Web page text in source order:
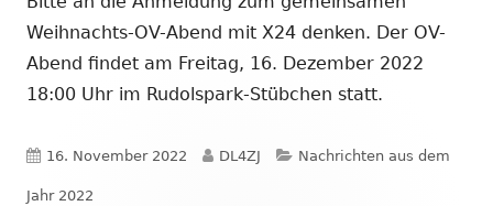
Weihnachts-OV-Abend mit X24 denken. Der OV-
Abend findet am Freitag, 16. Dezember 2022
18:00 Uhr im Rudolspark-Stübchen statt.
Veröffentlicht
am
16. November 2022 Autor
DL4ZJ Kategorien
Nachrichten aus dem
Jahr 2022